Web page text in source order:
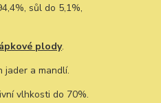
sůl do 5,1%,
plody.
jader a mandlí.
vlhkosti do 70%.